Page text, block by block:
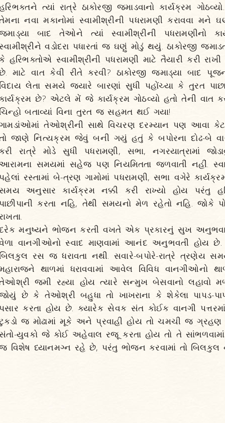
ત્યાં રાત્રે ઠાકોરજી જમાડવાનો કાર્યક્રમ
નવા મકાનોમાં સ્વામીશ્રીની પધરામણી કરાવવા મને
બાદ તેઓને ત્યાં સ્વામીશ્રીની પધરામણીનો
વડોદરા પધારતાં જ ઘણું મોડું થયું. ઠાકોરજી
હરિભક્તોએ સ્વામીશ્રીની પધરામણી માટે તૈયારી
માટે વાત કેવી રીતે કરવી? ઠાકોરજી જમાડ્યા બાદ
વિદાય લેતા સમયે જ્યારે બારણાં સુધી પહોંચ્યા કે તુરત
છે? એટલે મેં જે કાર્યક્રમ ગોઠવ્યો હતો તેની
ચિન્હો બતાવ્યાં વિના તુરત જ સહમત થઈ ગયા!
તેઓશ્રીની સાથે વિચરણ દરમ્યાન પણ આવા
જાણે નિત્યક્રમ જેવું બની ગયું હતું કે બપોરના દોઢ-બે
રાત્રે મોડે સુધી પધરામણી, સભા, નગરયાત્રામાં
સમયમાં સહેજ પણ નિયમિતતા જળવાતી નહીં.
રસ્તામાં બે-ત્રણ ગામોમાં પધરામણી, સભા વગેરે
અનુસાર કાર્યક્રમ નક્કી કરી રાખ્યો હોય પરંતુ
કરતા નહિ, તેથી સમયનો મેળ રહેતો નહિ. જોકે
મનુષ્યને ભોજન કરતી વખતે એક પ્રકારનું સુખ
વાનગીઓનો સ્વાદ માણવામાં આનંદ અનુભવતી હોય છે.
બિલકુલ રસ જ ધરાવતા નથી. સવારે-બપોરે-રાત્રે ત્રણેય
થાળમાં ધરાવવામાં આવેલ વિવિધ વાનગીઓનો
જમી રહ્યા હોય ત્યારે સન્મુખ બેસવાનો લહાવો
છે કે તેઓશ્રી બહુધા તો ખાખરાના કે શેકેલા પાપડ-
કરતા હોય છે. ક્યારેક સેવક સંત કોઈક વાનગી
જ મોઢામાં મૂકે અને પ્રવાહી હોય તો ચમચી જ
યુવકો જે કોઈ અહેવાલ રજૂ કરતા હોય તો તે
વિશેષ ધ્યાનમગ્ન રહે છે, પરંતુ ભોજન કરવામાં તો બિલકુલ